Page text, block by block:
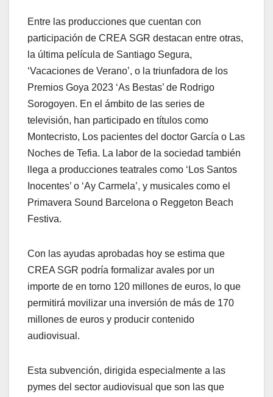
Entre las producciones que cuentan con
participación de CREA SGR destacan entre otras,
la última película de Santiago Segura,
‘Vacaciones de Verano’, o la triunfadora de los
Premios Goya 2023 ‘As Bestas’ de Rodrigo
Sorogoyen. En el ámbito de las series de
televisión, han participado en títulos como
Montecristo, Los pacientes del doctor García o Las
Noches de Tefia. La labor de la sociedad también
llega a producciones teatrales como ‘Los Santos
Inocentes’ o ‘Ay Carmela’, y musicales como el
Primavera Sound Barcelona o Reggeton Beach
Festiva.
Con las ayudas aprobadas hoy se estima que
CREA SGR podría formalizar avales por un
importe de en torno 120 millones de euros, lo que
permitirá movilizar una inversión de más de 170
millones de euros y producir contenido
audiovisual.
Esta subvención, dirigida especialmente a las
pymes del sector audiovisual que son las que